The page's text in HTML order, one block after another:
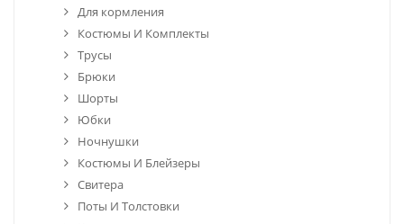
Для кормления
Костюмы И Комплекты
Трусы
Брюки
Шорты
Юбки
Ночнушки
Костюмы И Блейзеры
Свитера
Поты И Толстовки